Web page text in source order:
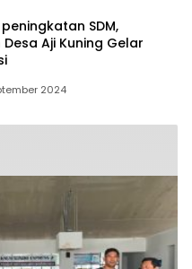
SDM,
Aji Kuning Gelar
2024